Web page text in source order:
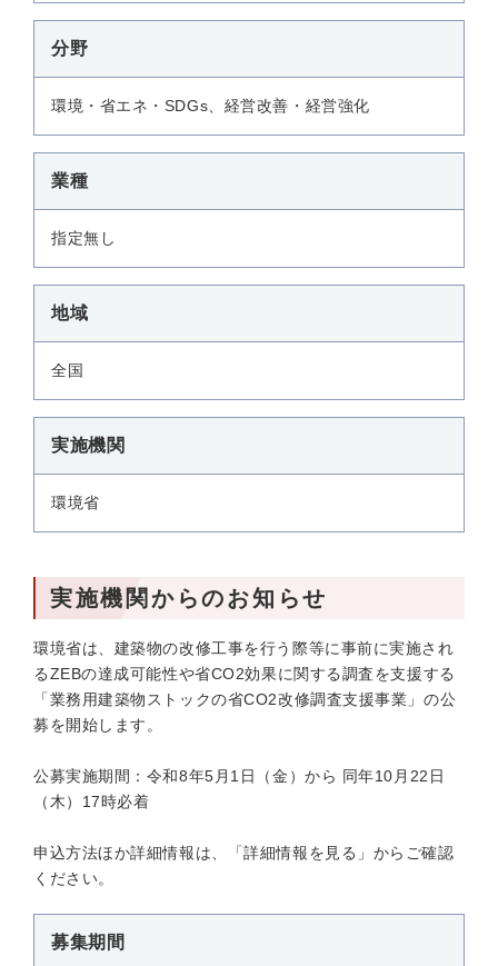
分野
環境・省エネ・SDGs、経営改善・経営強化
業種
指定無し
地域
全国
実施機関
環境省
実施機関からのお知らせ
環境省は、建築物の改修工事を行う際等に事前に実施され
るZEBの達成可能性や省CO2効果に関する調査を支援する
「業務用建築物ストックの省CO2改修調査支援事業」の公
募を開始します。
公募実施期間：令和8年5月1日（金）から 同年10月22日
（木）17時必着
申込方法ほか詳細情報は、「詳細情報を見る」からご確認
ください。
募集期間